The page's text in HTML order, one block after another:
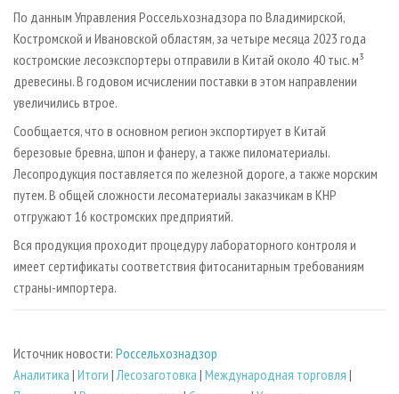
ПРОИЗВОДСТВО ДРЕВЕСНЫХ ПЛИТ
ДЕРЕВЯННОЕ ДОМОСТРОЕНИЕ
ПРОИЗВОДСТВО МЕБЕЛИ
БИОЭНЕРГЕТИКА
ЦБП
ИНСТРУМЕНТ И МАТЕРИАЛЫ
МОБИЛЬНЫЕ ВЫСТАВКИ
ОФИЦИАЛЬНЫЕ ДЕЛЕГАЦИИ
ПРИОРИТЕТНЫЕ ИНВЕСТПРОЕКТЫ
RUSSIAN FORESTRY REVIEW
ГАЗЕТА ЛЕСПРОМФОРУМ
БИБЛИОТЕКА СПЕЦИАЛИСТА
РЕКЛАМА НА САЙТЕ
По данным Управления Россельхознадзора по Владимирской,
Костромской и Ивановской областям, за четыре месяца 2023 года
костромские лесоэкспортеры отправили в Китай около 40 тыс. м³
древесины. В годовом исчислении поставки в этом направлении
увеличились втрое.
Сообщается, что в основном регион экспортирует в Китай
березовые бревна, шпон и фанеру, а также пиломатериалы.
Лесопродукция поставляется по железной дороге, а также морским
путем. В общей сложности лесоматериалы заказчикам в КНР
отгружают 16 костромских предприятий.
Вся продукция проходит процедуру лабораторного контроля и
имеет сертификаты соответствия фитосанитарным требованиям
страны-импортера.
Источник новости: Россельхознадзор
Аналитика | Итоги |Лесозаготовка | Международная торговля |